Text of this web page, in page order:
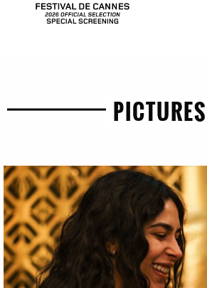
PICTURES